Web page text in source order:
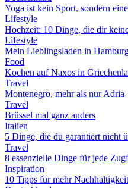
Yoga ist kein Sport, sondern
Lifestyle
Hochzeit: 10 Dinge, die dir
Lifestyle
Mein Lieblingsladen in
Food
Kochen auf Naxos in
Travel
Montenegro, mehr als nur Adria
Travel
Brüssel mal ganz anders
Italien
5 Dinge, die du garantiert nicht
Travel
8 essenzielle Dinge für jede
Inspiration
10 Tipps für mehr